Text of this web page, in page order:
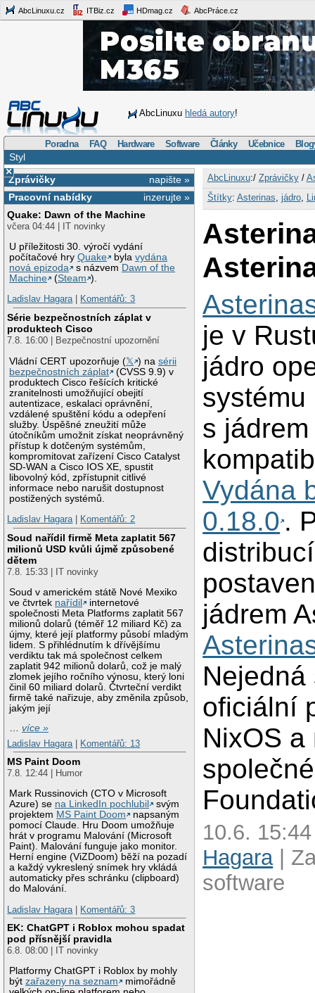
AbcLinuxu.cz ITBiz.cz HDmag.cz AbcPráce.cz
AbcLinuxu hledá autory!
Poradna FAQ Hardware Software Články Učebnice
Styl
×
napište »
Zprávičky
inzerujte »
Pracovní nabídky
Quake: Dawn of the Machine
včera 04:44 | IT novinky
U příležitosti 30. výročí vydání
počítačové hryQuake bylavydána
nová epizoda
s názvem Dawn of the
Machine
(Steam ).
Ladislav Hagara| Komentářů: 3
Série bezpečnostních záplat v
produktech Cisco
7.8. 16:00 | Bezpečnostní upozornění
Vládní CERT upozorňuje (𝕏 ) nasérii
bezpečnostních záplat
(CVSS 9.9) v
produktech Cisco řešících kritické
zranitelnosti umožňující obejití
autentizace, eskalaci oprávnění,
vzdálené spuštění kódu a odepření
služby. Úspěšné zneužití může
útočníkům umožnit získat neoprávněný
přístup k dotčeným systémům,
kompromitovat zařízení Cisco Catalyst
SD-WAN a Cisco IOS XE, spustit
libovolný kód, zpřístupnit citlivé
informace nebo narušit dostupnost
postižených systémů.
Ladislav Hagara| Komentářů: 2
Soud nařídil firmě Meta zaplatit 567
milionů USD kvůli újmě způsobené
dětem
7.8. 15:33 | IT novinky
Soud v americkém státě Nové Mexiko
ve čtvrtek nařídil
internetové
společnosti Meta Platforms zaplatit 567
milionů dolarů (téměř 12 miliard Kč) za
újmy, které její platformy působí mladým
lidem. S přihlédnutím k dřívějšímu
verdiktu tak má společnost celkem
zaplatit 942 milionů dolarů, což je malý
zlomek jejího ročního výnosu, který loni
činil 60 miliard dolarů. Čtvrteční verdikt
firmě také nařizuje, aby změnila způsob,
jakým její
…více »
Ladislav Hagara
Komentářů: 13
MS Paint Doom
7.8. 12:44 | Humor
Mark Russinovich (CTO v Microsoft
Azure) se na LinkedIn pochlubil
svým
projektem MS Paint Doom
napsaným
pomocí Claude. Hru Doom umožňuje
hrát v programu Malování (Microsoft
Paint). Malování funguje jako monitor.
Herní engine (ViZDoom) běží na pozadí
a každý vykreslený snímek hry vkládá
automaticky přes schránku (clipboard)
do Malování.
Ladislav Hagara
Komentářů: 3
EK: ChatGPT i Roblox mohou spadat
pod přísnější pravidla
6.8. 08:00 | IT novinky
Platformy ChatGPT i Roblox by mohly
býtzařazeny na seznam
mimořádně
AbcLinuxu:/ Zprávičky/
Štítky: Asterinas jádro,
je v
jádro
s
Vydána
0.18.0 .
distribucí
jádrem
Nejedná
oficiální
NixOS a
10.6.
Hagara|
software